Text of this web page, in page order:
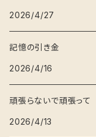
2026/4/27
記憶の引き金
2026/4/16
頑張らないで頑張って
2026/4/13